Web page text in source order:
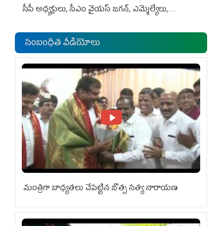
సీపీ అధ్య‌క్షులు, సీఎం వైయ‌స్ జ‌గ‌న్, ఎమ్మెల్యేలు,
సంబంధిత వీడియోలు
మంత్రిగా బాధ్యతలు చేపట్టిన బొత్స సత్య నారాయణ